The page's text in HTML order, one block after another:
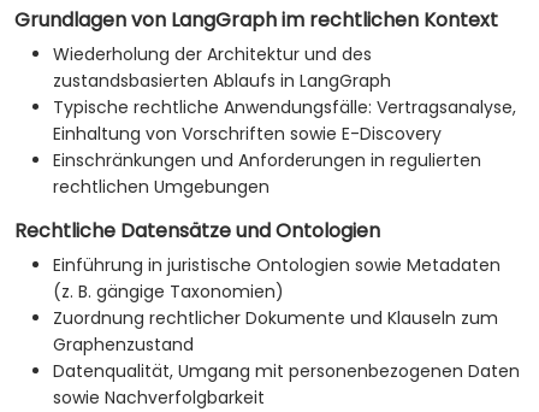
Grundlagen von LangGraph im rechtlichen Kontext
Wiederholung der Architektur und des
zustandsbasierten Ablaufs in LangGraph
Typische rechtliche Anwendungsfälle: Vertragsanalyse,
Einhaltung von Vorschriften sowie E-Discovery
Einschränkungen und Anforderungen in regulierten
rechtlichen Umgebungen
Rechtliche Datensätze und Ontologien
Einführung in juristische Ontologien sowie Metadaten
(z. B. gängige Taxonomien)
Zuordnung rechtlicher Dokumente und Klauseln zum
Graphenzustand
Datenqualität, Umgang mit personenbezogenen Daten
sowie Nachverfolgbarkeit